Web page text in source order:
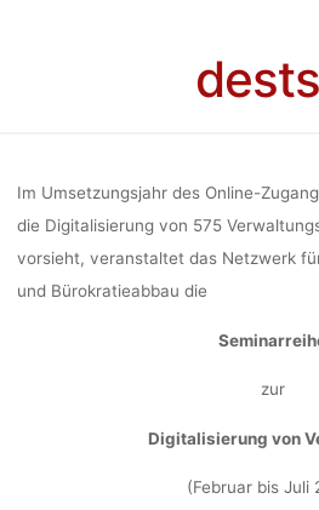
dests
Veranstaltung:
Thema: Digitalisierung der Verwaltung (Februar
Im Umsetzungsjahr des Online-
die Digitalisierung von 575
vorsieht, veranstaltet das Netzwerk
und Bürokratieabbau die
zur
Digitalisierung von
(Februar bis Juli